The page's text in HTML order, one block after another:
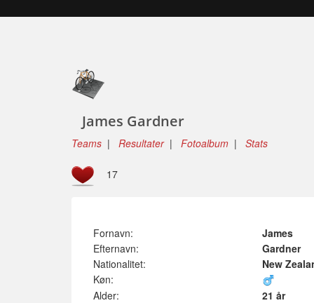
James Gardner
Teams | Resultater| Fotoalbum | Stats
17
Fornavn:
James
Efternavn:
Gardner
Nationalitet:
New
Køn:
Alder:
21 år